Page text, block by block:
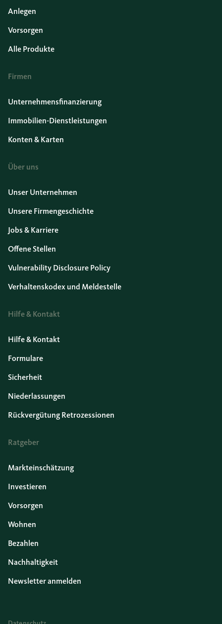
Anlegen
Vorsorgen
Alle Produkte
Firmen
Unternehmensfinanzierung
Immobilien-Dienstleistungen
Konten & Karten
Über uns
Unser Unternehmen
Unsere Firmengeschichte
Jobs & Karriere
Offene Stellen
Vulnerability Disclosure Policy
Verhaltenskodex und Meldestelle
Hilfe & Kontakt
Hilfe & Kontakt
Formulare
Sicherheit
Niederlassungen
Rückvergütung Retrozessionen
Ratgeber
Markteinschätzung
Investieren
Vorsorgen
Wohnen
Bezahlen
Nachhaltigkeit
Newsletter anmelden